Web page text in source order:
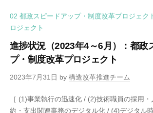
02 都政スピードアップ・制度改革プロジェク
ロジェクト
進捗状況（2023年4～6月）：都政
プ・制度改革プロジェクト
2023年7月31日 by 構造改革推進チーム
［ (1)事業執行の迅速化 / (2)技術職員の採用
約・支出関連事務のデジタル化 / (4)デジタル